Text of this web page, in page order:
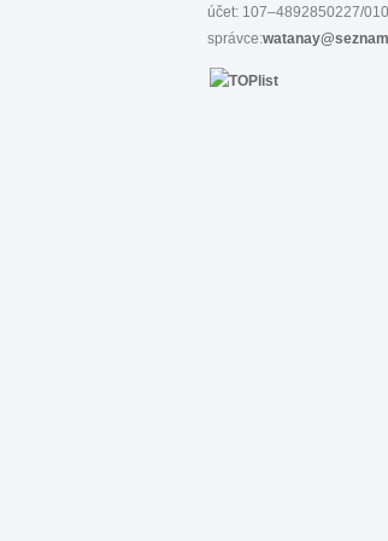
účet: 107–4892850227/
správce: